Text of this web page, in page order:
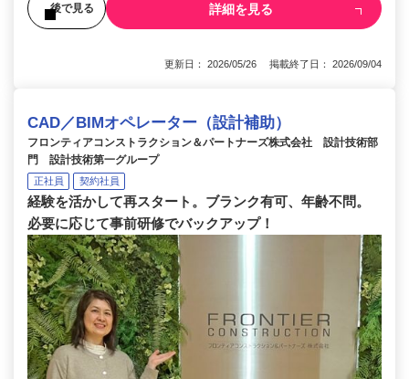
後で見る 詳細を見る
更新日： 2026/05/26 掲載終了日： 2026/09/04
CAD／BIMオペレーター（設計補助）
フロンティアコンストラクション＆パートナーズ株式会社 設計技術部
門 設計技術第一グループ
正社員 契約社員
経験を活かして再スタート。ブランク有可、年齢不問。
必要に応じて事前研修でバックアップ！